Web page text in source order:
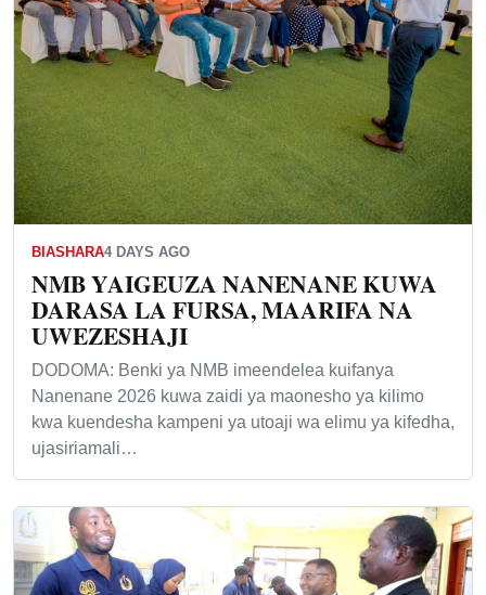
BIASHARA4 DAYS AGO
NMB YAIGEUZA NANENANE KUWA
DARASA LA FURSA, MAARIFA NA
UWEZESHAJI
DODOMA: Benki ya NMB imeendelea kuifanya
Nanenane 2026 kuwa zaidi ya maonesho ya kilimo
kwa kuendesha kampeni ya utoaji wa elimu ya kifedha,
ujasiriamali…